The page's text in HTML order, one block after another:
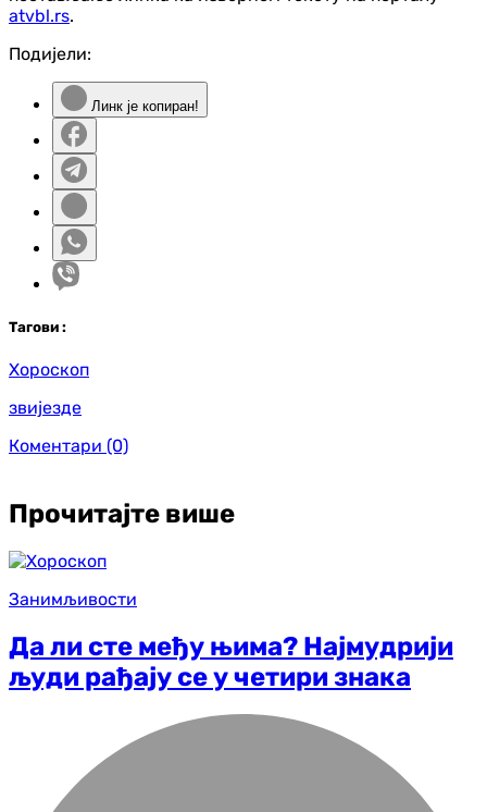
atvbl.rs.
Подијели:
Линк је копиран!
Тагови :
Хороскоп
звијезде
Коментари (0)
Прочитајте више
Занимљивости
Да ли сте међу њима? Најмудрији
људи рађају се у четири знака